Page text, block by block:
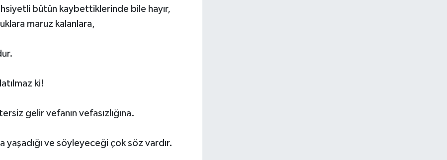
bütün kaybettiklerinde bile hayır,
maruz kalanlara,
ki!
gelir vefanın vefasızlığına.
yaşadığı ve söyleyeceği çok söz vardır.